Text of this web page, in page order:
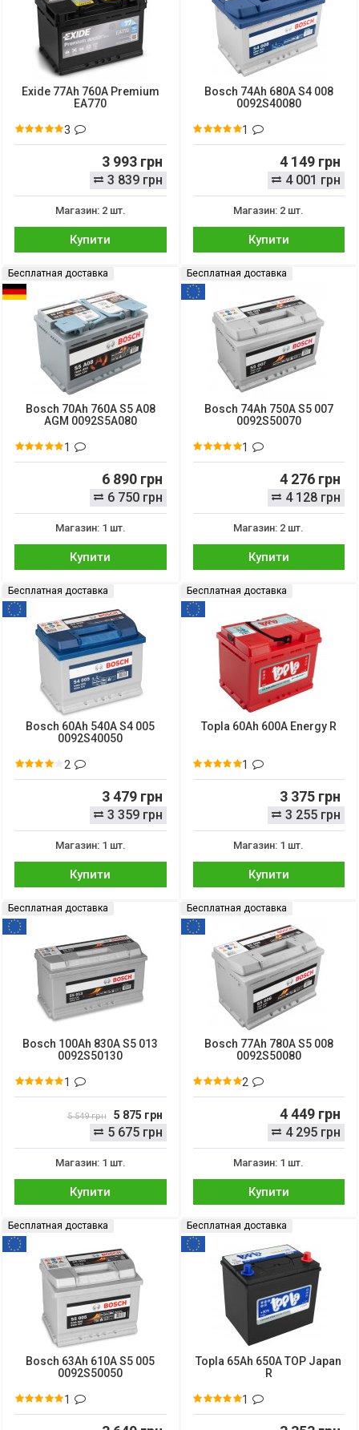
Exide 77Ah 760A Premium
EA770
3
3 993 грн
3 839 грн
Магазин: 2 шт.
Купити
Bosch 74Ah 680A S4 008
0092S40080
1
4 149 грн
4 001 грн
Магазин: 2 шт.
Купити
Бесплатная доставка
Bosch 70Ah 760A S5 A08
AGM 0092S5A080
1
6 890 грн
6 750 грн
Магазин: 1 шт.
Купити
Бесплатная доставка
Bosch 74Ah 750A S5 007
0092S50070
1
4 276 грн
4 128 грн
Магазин: 2 шт.
Купити
Бесплатная доставка
Bosch 60Ah 540A S4 005
0092S40050
2
3 479 грн
3 359 грн
Магазин: 1 шт.
Купити
Бесплатная доставка
Topla 60Ah 600A Energy R
1
3 375 грн
3 255 грн
Магазин: 1 шт.
Купити
Бесплатная доставка
Bosch 100Ah 830A S5 013
0092S50130
1
5 549 грн 5 875 грн
5 675 грн
Магазин: 1 шт.
Купити
Бесплатная доставка
Bosch 77Ah 780A S5 008
0092S50080
2
4 449 грн
4 295 грн
Магазин: 1 шт.
Купити
Бесплатная доставка
Bosch 63Ah 610A S5 005
0092S50050
1
Бесплатная доставка
Topla 65Ah 650A TOP Japan
R
1